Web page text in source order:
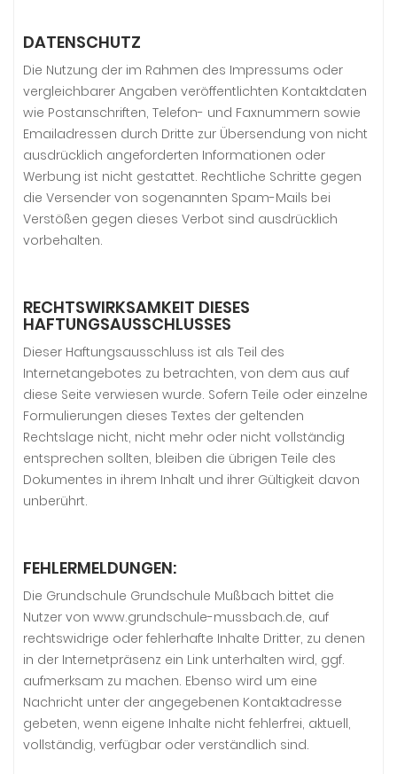
DATENSCHUTZ
Die Nutzung der im Rahmen des Impressums oder
vergleichbarer Angaben veröffentlichten Kontaktdaten
wie Postanschriften, Telefon- und Faxnummern sowie
Emailadressen durch Dritte zur Übersendung von nicht
ausdrücklich angeforderten Informationen oder
Werbung ist nicht gestattet. Rechtliche Schritte gegen
die Versender von sogenannten Spam-Mails bei
Verstößen gegen dieses Verbot sind ausdrücklich
vorbehalten.
RECHTSWIRKSAMKEIT DIESES
HAFTUNGSAUSSCHLUSSES
Dieser Haftungsausschluss ist als Teil des
Internetangebotes zu betrachten, von dem aus auf
diese Seite verwiesen wurde. Sofern Teile oder einzelne
Formulierungen dieses Textes der geltenden
Rechtslage nicht, nicht mehr oder nicht vollständig
entsprechen sollten, bleiben die übrigen Teile des
Dokumentes in ihrem Inhalt und ihrer Gültigkeit davon
unberührt.
FEHLERMELDUNGEN:
Die Grundschule Grundschule Mußbach bittet die
Nutzer von www.grundschule-mussbach.de, auf
rechtswidrige oder fehlerhafte Inhalte Dritter, zu denen
in der Internetpräsenz ein Link unterhalten wird, ggf.
aufmerksam zu machen. Ebenso wird um eine
Nachricht unter der angegebenen Kontaktadresse
gebeten, wenn eigene Inhalte nicht fehlerfrei, aktuell,
vollständig, verfügbar oder verständlich sind.